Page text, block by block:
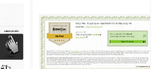
lớn, sử dụng lâu dài